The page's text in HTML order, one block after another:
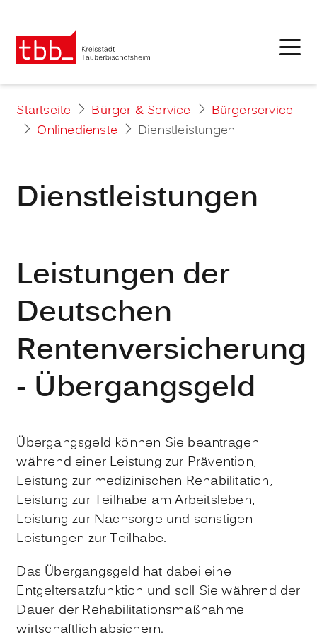
Startseite Bürger & Service
Bürgerservice
Onlinedienste
Dienstleistungen
Dienstleistungen
Leistungen der
Deutschen
Rentenversicherung
- Übergangsgeld
Übergangsgeld können Sie beantragen
während einer Leistung zur Prävention,
Leistung zur medizinischen Rehabilitation,
Leistung zur Teilhabe am Arbeitsleben,
Leistung zur Nachsorge und sonstigen
Leistungen zur Teilhabe.
Das Übergangsgeld hat dabei eine
Entgeltersatzfunktion und soll Sie während der
Dauer der Rehabilitationsmaßnahme
wirtschaftlich absichern.